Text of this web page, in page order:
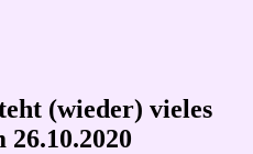
(wieder) vieles